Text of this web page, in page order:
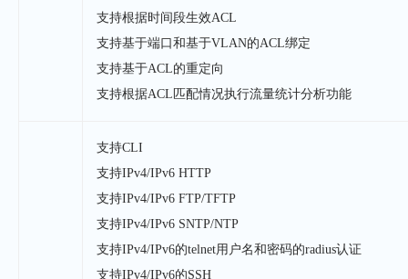
支持根据时间段生效ACL
支持基于端口和基于VLAN的ACL绑定
支持基于ACL的重定向
支持根据ACL匹配情况执行流量统计分析功能
支持CLI
支持IPv4/IPv6 HTTP
支持IPv4/IPv6 FTP/TFTP
支持IPv4/IPv6 SNTP/NTP
支持IPv4/IPv6的telnet用户名和密码的radius认证
支持IPv4/IPv6的SSH